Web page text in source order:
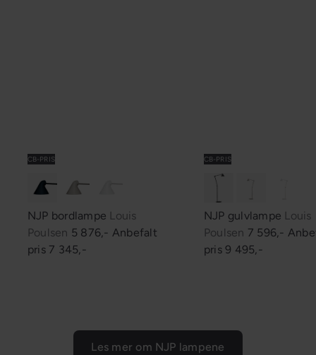
CB-PRIS
NJP bordlampe Louis
Poulsen S
a
r
5 876,- Anbefalt
pris 7 345,-
CB-PRIS
NJP gulvlampe Louis
Poulsen S
a
7 596,-
pris 9 495,-
Les mer om NJP lampene